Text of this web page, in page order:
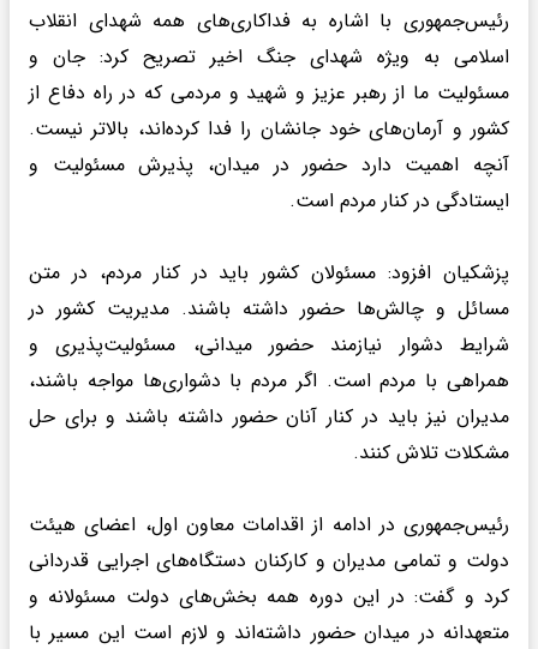
رئیس‌جمهوری با اشاره به فداکاری‌های همه شهدای انقلاب
اسلامی به ویژه شهدای جنگ اخیر تصریح کرد: جان و
مسئولیت ما از رهبر عزیز و شهید و مردمی که در راه دفاع از
کشور و آرمان‌های خود جانشان را فدا کرده‌اند، بالاتر نیست.
آنچه اهمیت دارد حضور در میدان، پذیرش مسئولیت و
ایستادگی در کنار مردم است.
پزشکیان افزود: مسئولان کشور باید در کنار مردم، در متن
مسائل و چالش‌ها حضور داشته باشند. مدیریت کشور در
شرایط دشوار نیازمند حضور میدانی، مسئولیت‌پذیری و
همراهی با مردم است. اگر مردم با دشواری‌ها مواجه باشند،
مدیران نیز باید در کنار آنان حضور داشته باشند و برای حل
مشکلات تلاش کنند.
رئیس‌جمهوری در ادامه از اقدامات معاون اول، اعضای هیئت
دولت و تمامی مدیران و کارکنان دستگاه‌های اجرایی قدردانی
کرد و گفت: در این دوره همه بخش‌های دولت مسئولانه و
متعهدانه در میدان حضور داشته‌اند و لازم است این مسیر با